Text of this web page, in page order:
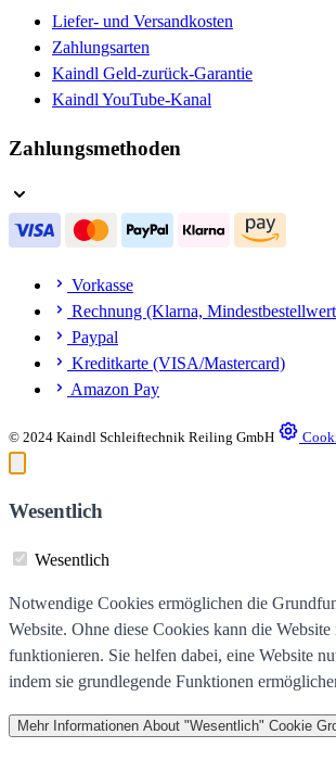
Liefer- und Versandkosten
Zahlungsarten
Kaindl Geld-zurück-Garantie
Kaindl YouTube-Kanal
Zahlungsmethoden
Vorkasse
Rechnung (Klarna,
Paypal
Kreditkarte (VISA/Mastercard)
Amazon Pay
© 2024 Kaindl Schleiftechnik Reiling GmbH
Wesentlich
Wesentlich
Notwendige Cookies ermöglichen die
Website. Ohne diese Cookies kann die
funktionieren. Sie helfen dabei, eine Website
indem sie grundlegende Funktionen
Mehr Informationen About "Wesentlich" Cookie